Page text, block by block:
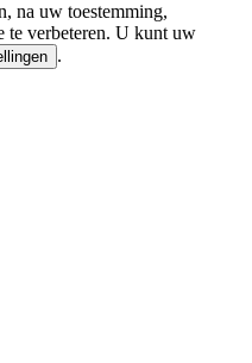
na uw toestemming,
te verbeteren. U kunt uw
.